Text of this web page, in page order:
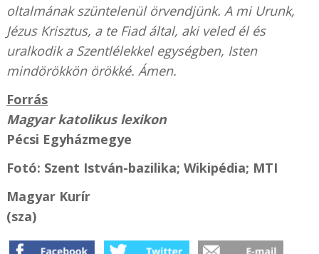
oltalmának szüntelenül örvendjünk. A mi Urunk,
Jézus Krisztus, a te Fiad által, aki veled él és
uralkodik a Szentlélekkel egységben, Isten
mindörökkön örökké. Ámen.
Forrás
Magyar katolikus lexikon
Pécsi Egyházmegye
Fotó: Szent István-bazilika; Wikipédia; MTI
Magyar Kurír
(sza)